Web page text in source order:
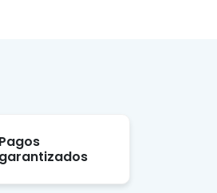
Pagos
garantizados